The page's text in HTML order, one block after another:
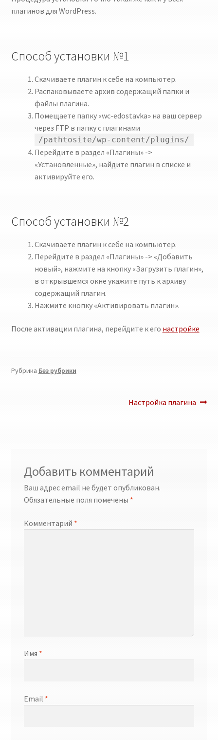
плагинов для WordPress.
Способ установки №1
Скачиваете плагин к себе на компьютер.
Распаковываете архив содержащий папки и
файлы плагина.
Помещаете папку «wc-edostavka» на ваш сервер
через FTP в папку с плагинами
/pathtosite/wp-content/plugins/
Перейдите в раздел «Плагины» ->
«Установленные», найдите плагин в списке и
активируйте его.
Способ установки №2
Скачиваете плагин к себе на компьютер.
Перейдите в раздел «Плагины» -> «Добавить
новый», нажмите на кнопку «Загрузить плагин»,
в открывшемся окне укажите путь к архиву
содержащий плагин.
Нажмите кнопку «Активировать плагин».
После активации плагина, перейдите к его настройке
Рубрика Без рубрики
Следующий:
Настройка плагина
Добавить комментарий
Ваш адрес email не будет опубликован.
Обязательные поля помечены *
Комментарий *
Имя *
Email *